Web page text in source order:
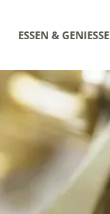
ESSEN & GENIESSEN